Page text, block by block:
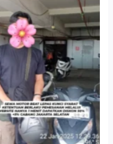
Cityplaza Jatinegara
Gedung Parkir P6A